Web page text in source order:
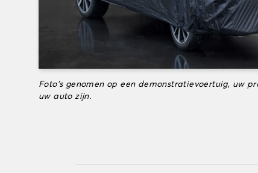
Foto's genomen op een demonstratievoertuig, uw
uw auto zijn.